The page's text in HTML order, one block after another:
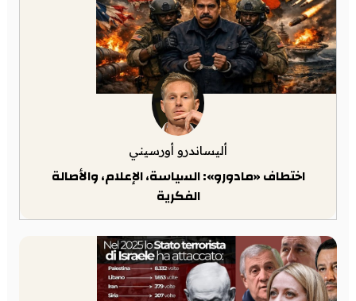
أليساندرو أورسيني
اختطاف «مادورو»: السياسة، الإعلام، والأصالة
الفكرية